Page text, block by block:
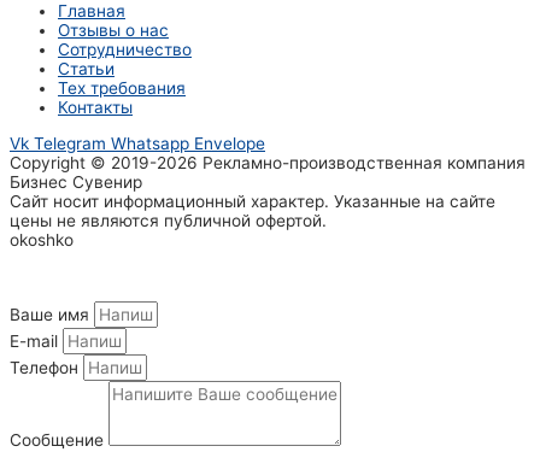
Главная
Отзывы о нас
Сотрудничество
Статьи
Тех требования
Контакты
Vk Telegram Whatsapp Envelope
Copyright © 2019-2026 Рекламно-производственная компания
Бизнес Сувенир
Сайт носит информационный характер. Указанные на сайте
цены не являются публичной офертой.
okoshko
Ваше имя
E-mail
Телефон
Сообщение